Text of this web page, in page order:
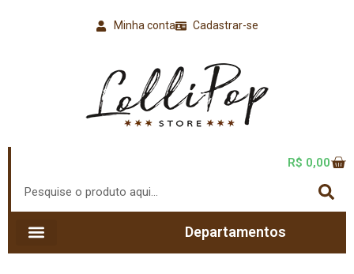
Cadastrar-se
Minha conta
R$ 0,00
Departamentos